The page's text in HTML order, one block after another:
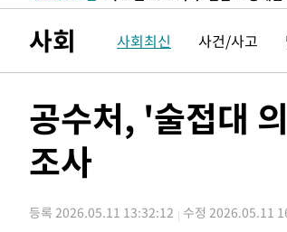
-5173초 전 >
강릉에 시간당 81.4㎜ 물폭탄…도
-1280초 전 >백운산서 80년근 천종산삼 9뿌리
57분 전 >남자 농구, 나고야 아시안게임서 '홈팀'
1시간 전 >여수 오동도 해상서 모터보트 전복…1
2시간 전 >
3시간 전 >[속보]'압수수색·성접대 논란' 축구협
사회 사회최신 사건/사고
공수처, '술접대
조사
등록 2026.05.11 13:32:12 수정 2026.05.11